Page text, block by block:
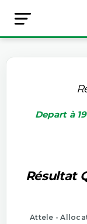
Depart à
Résultat
Attele -